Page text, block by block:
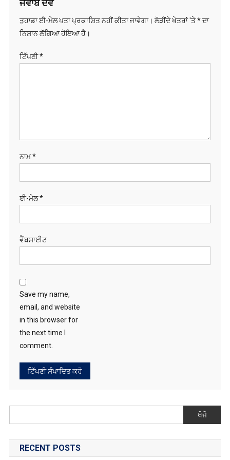
ਜਵਾਬ ਦੇਵੋ
ਤੁਹਾਡਾ ਈ-ਮੇਲ ਪਤਾ ਪ੍ਰਕਾਸ਼ਿਤ ਨਹੀਂ ਕੀਤਾ ਜਾਵੇਗਾ। ਲੋੜੀਂਦੇ ਖੇਤਰਾਂ 'ਤੇ*ਦਾ
ਨਿਸ਼ਾਨ ਲੱਗਿਆ ਹੋਇਆ ਹੈ।
ਟਿੱਪਣੀ*
ਨਾਮ*
ਈ-ਮੇਲ*
ਵੈੱਬਸਾਈਟ
Save my name,
email, and website
in this browser for
the next time I
comment.
ਖੋਜੋ
RECENT POSTS